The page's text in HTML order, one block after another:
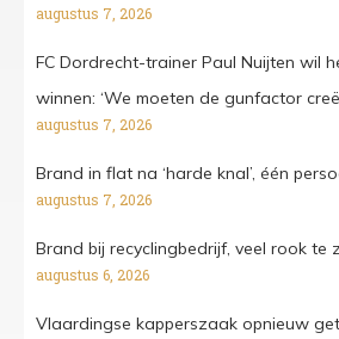
augustus 7, 2026
FC Dordrecht-trainer Paul Nuijten wil
winnen: ‘We moeten de gunfactor
augustus 7, 2026
Brand in flat na ‘harde knal’, één
augustus 7, 2026
Brand bij recyclingbedrijf, veel rook te
augustus 6, 2026
Vlaardingse kapperszaak opnieuw